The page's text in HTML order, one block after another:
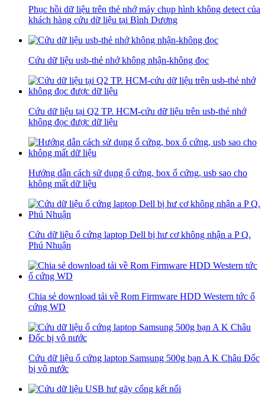
Phục hồi dữ liệu trên thẻ nhớ máy chụp hình không detect của
khách hàng cứu dữ liệu tại Bình Dương
Cứu dữ liệu usb-thẻ nhớ không nhận-không đọc
Cứu dữ liệu tại Q2 TP. HCM-cứu dữ liệu trên usb-thẻ nhớ
không đọc được dữ liệu
Hướng dẫn cách sử dụng ổ cứng, box ổ cứng, usb sao cho
không mất dữ liệu
Cứu dữ liệu ổ cứng laptop Dell bị hư cơ không nhận a P Q.
Phú Nhuận
Chia sẻ download tải về Rom Firmware HDD Western tức ổ
cứng WD
Cứu dữ liệu ổ cứng laptop Samsung 500g bạn A K Châu Đốc
bị vô nước